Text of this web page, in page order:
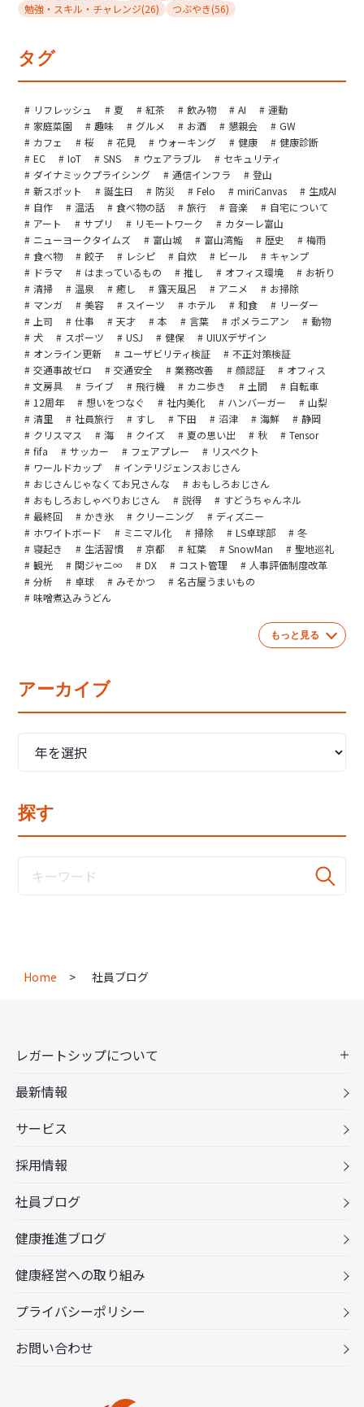
勉強・スキル・チャレンジ(26) つぶやき(56)
タグ
リフレッシュ 夏 紅茶 飲み物 AI
運動
家庭菜園
趣味 グルメ お酒 懇親会
GW
カフェ
桜 花見 ウォーキング 健康
健康診断
EC
IoT SNS ウェアラブル
セキュリティ
ダイナミックプライシング
通信インフラ
登山
新スポット
誕生日 防災 Felo miriCanvas
生成AI
自作
温活 食べ物の話 旅行 音楽
自宅について
アート
サプリ リモートワーク
カターレ富山
ニューヨークタイムズ
富山城 富山湾鮨 歴史
梅雨
食べ物
餃子 レシピ 自炊 ビール
キャンプ
ドラマ
はまっているもの 推し オフィス環境
お祈り
清掃
温泉 癒し 露天風呂 アニメ
お掃除
マンガ
美容 スイーツ ホテル 和食
リーダー
上司
仕事 天才 本 言葉 ポメラニアン
動物
犬
スポーツ USJ 健保
UIUXデザイン
オンライン更新
ユーザビリティ検証
不正対策検証
交通事故ゼロ
交通安全 業務改善 顔認証
オフィス
文房具
ライブ 飛行機 カニ歩き 土間
自転車
12周年
想いをつなぐ 社内美化 ハンバーガー
山梨
清里
社員旅行 すし 下田 沼津 海鮮
静岡
クリスマス
海 クイズ 夏の思い出 秋
Tensor
fifa
サッカー フェアプレー
リスペクト
ワールドカップ
インテリジェンスおじさん
おじさんじゃなくてお兄さんな
おもしろおじさん
おもしろおしゃべりおじさん
説得
すどうちゃんネル
最終回
かき氷 クリーニング
ディズニー
ホワイトボード
ミニマル化 掃除 LS卓球部
冬
寝起き
生活習慣 京都 紅葉 SnowMan
聖地巡礼
観光
関ジャニ∞ DX コスト管理
人事評価制度改革
分析
卓球 みそかつ
名古屋うまいもの
味噌煮込みうどん
もっと見る
アーカイブ
探す
Home 社員ブログ
レガートシップについて
最新情報
サービス
採用情報
社員ブログ
健康推進ブログ
健康経営への取り組み
プライバシーポリシー
お問い合わせ